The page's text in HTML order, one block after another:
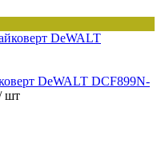
DeWALT DCF899N-
шт